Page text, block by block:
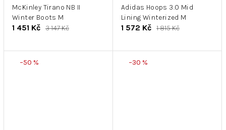
McKinley Tirano NB II
Winter Boots M
1 451 Kč 3 147 Kč
Adidas Hoops 3.0 Mid
Lining Winterized M
1 572 Kč 1 815 Kč
–50 % –30 %